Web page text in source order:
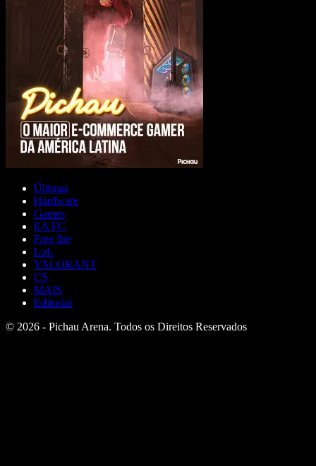
Últimas
Hardware
Games
EA FC
Free fire
LoL
VALORANT
CS
MAIS
Editorial
© 2026 - Pichau Arena. Todos os Direitos Reservados